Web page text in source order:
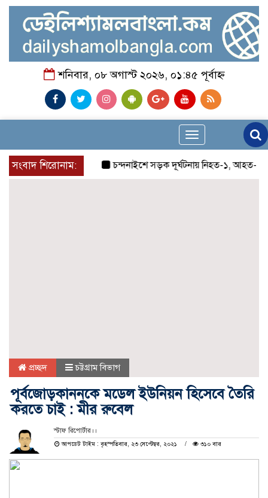
শনিবার, ০৮ অগাস্ট ২০২৬, ০১:৪৫ পূর্বাহ্ন
Toggle
navigation
সংবাদ শিরোনাম:
চন্দনাইশে সড়ক দূর্ঘটনায় নিহত-১, আহত-২
প্রচ্ছদ চট্টগ্রাম বিভাগ
পূর্বজোড়কাননকে মডেল ইউনিয়ন হিসেবে তৈরি
করতে চাই : মীর রুবেল
স্টাফ রিপোর্টার।।
আপডেট টাইম : বৃহস্পতিবার, ২৩ সেপ্টেম্বর, ২০২১
৩১০ বার